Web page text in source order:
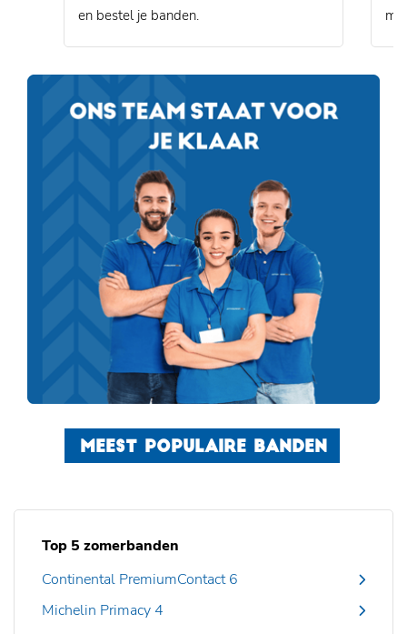
en bestel je banden.
MEEST POPULAIRE BANDEN
Top 5 zomerbanden
Continental PremiumContact 6
Michelin Primacy 4